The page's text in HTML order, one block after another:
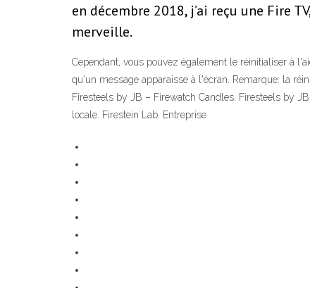
en décembre 2018, j’ai reçu une Fire
merveille.
Cependant, vous pouvez également le réinitialiser à
qu'un message apparaisse à l'écran. Remarque: la
Firesteels by JB – Firewatch Candles. Firesteels by
locale. Firestein Lab. Entreprise